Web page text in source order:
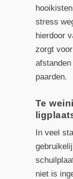
stress
hierdoor
zorgt
paarden.
Te
In veel
niet is